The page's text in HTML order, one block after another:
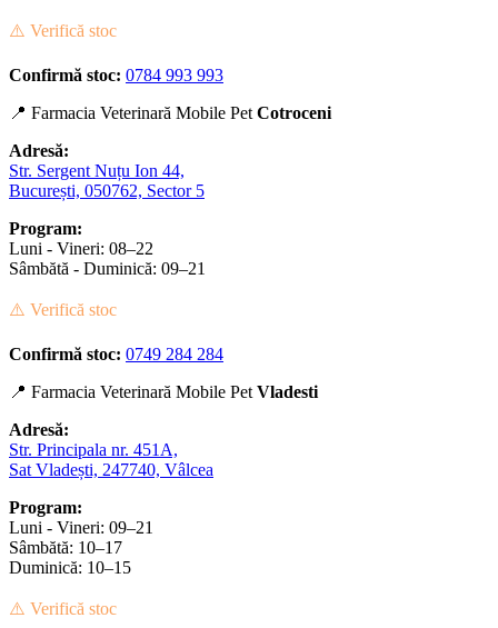
⚠️ Verifică stoc
Confirmă stoc: 0784 993 993
📍 Farmacia Veterinară Mobile Pet Cotroceni
Adresă:
Str. Sergent Nuțu Ion 44,
București, 050762, Sector 5
Program:
Luni - Vineri: 08–22
Sâmbătă - Duminică: 09–21
⚠️ Verifică stoc
Confirmă stoc: 0749 284 284
📍 Farmacia Veterinară Mobile Pet Vladesti
Adresă:
Str. Principala nr. 451A,
Sat Vladești, 247740, Vâlcea
Program:
Luni - Vineri: 09–21
Sâmbătă: 10–17
Duminică: 10–15
⚠️ Verifică stoc